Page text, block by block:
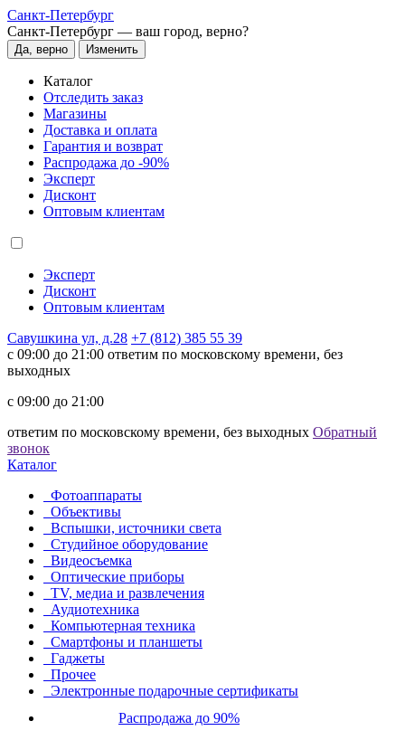
Санкт-Петербург
Санкт-Петербург — ваш город, верно?
Да, верно Изменить
Каталог
Отследить заказ
Магазины
Доставка и оплата
Гарантия и возврат
Распродажа до -90%
Эксперт
Дисконт
Оптовым клиентам
Эксперт
Дисконт
Оптовым клиентам
Савушкина ул, д.28 +7 (812) 385 55 39
c 09:00 до 21:00 ответим по московскому времени, без
выходных
c 09:00 до 21:00
ответим по московскому времени, без выходных Обратный
звонок
Каталог
Фотоаппараты
Объективы
Вспышки, источники света
Студийное оборудование
Видеосъемка
Оптические приборы
TV, медиа и развлечения
Аудиотехника
Компьютерная техника
Смартфоны и планшеты
Гаджеты
Прочее
Электронные подарочные сертификаты
Распродажа до 90%